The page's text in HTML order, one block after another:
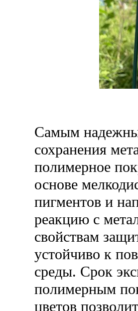
Самым
сохранения
полимерное
основе
пигментов и
реакцию с
свойствам
устойчиво к
среды. Срок
полимерным
цветов